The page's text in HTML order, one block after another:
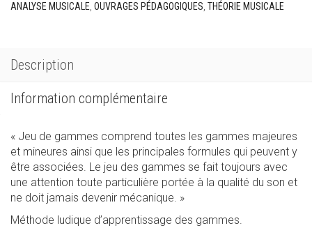
ANALYSE MUSICALE, OUVRAGES PÉDAGOGIQUES, THÉORIE MUSICALE
Description
Information complémentaire
« Jeu de gammes comprend toutes les gammes majeures
et mineures ainsi que les principales formules qui peuvent y
être associées. Le jeu des gammes se fait toujours avec
une attention toute particulière portée à la qualité du son et
ne doit jamais devenir mécanique. »
Méthode ludique d’apprentissage des gammes.